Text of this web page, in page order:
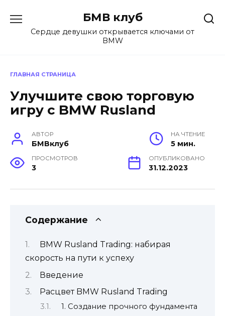
содержанию
БМВ клуб
Сердце девушки открывается ключами от
BMW
ГЛАВНАЯ СТРАНИЦА
Улучшите свою торговую
игру с BMW Rusland
АВТОР
БМВклуб
НА ЧТЕНИЕ
5 мин.
ПРОСМОТРОВ
3
ОПУБЛИКОВАНО
31.12.2023
Содержание
BMW Rusland Trading: набирая
скорость на пути к успеху
Введение
Расцвет BMW Rusland Trading
1. Создание прочного фундамента